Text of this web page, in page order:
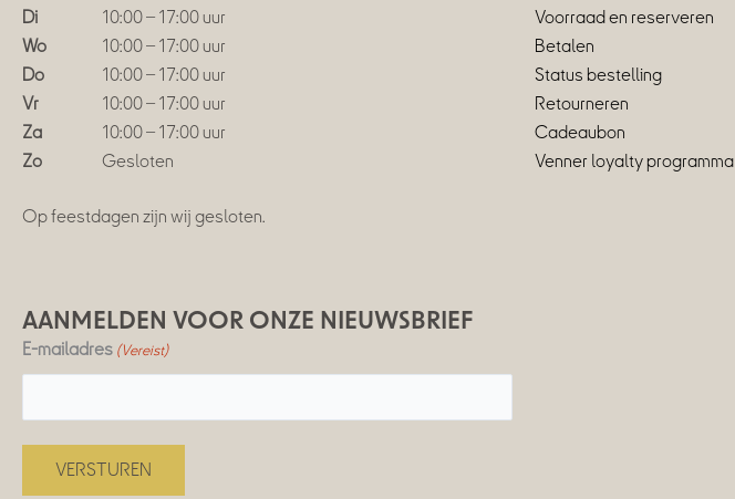
Di
10:00 – 17:00 uur
Wo
10:00 – 17:00 uur
Do
10:00 – 17:00 uur
Vr
10:00 – 17:00 uur
Za
10:00 – 17:00 uur
Zo
Gesloten
Op feestdagen zijn wij gesloten.
Voorraad en reserveren
Betalen
Status bestelling
Retourneren
Cadeaubon
Venner loyalty programma
AANMELDEN VOOR ONZE NIEUWSBRIEF
E-mailadres (Vereist)